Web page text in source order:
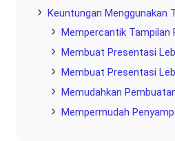
Keuntungan Menggunakan
Mempercantik Tampilan
Membuat Presentasi
Membuat Presentasi
Memudahkan
Mempermudah